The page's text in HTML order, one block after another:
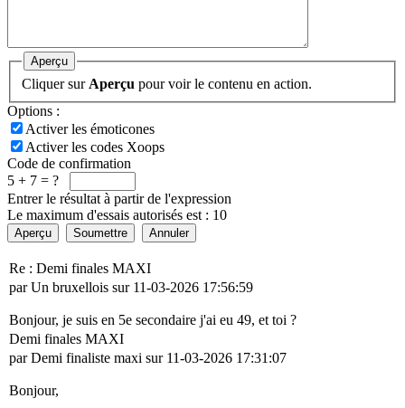
Aperçu
Cliquer sur Aperçu pour voir le contenu en action.
Options :
Activer les émoticones
Activer les codes Xoops
Code de confirmation
5 + 7 = ?
Entrer le résultat à partir de l'expression
Le maximum d'essais autorisés est : 10
Aperçu Soumettre Annuler
Re : Demi finales MAXI
par Un bruxellois sur 11-03-2026 17:56:59
Bonjour, je suis en 5e secondaire j'ai eu 49, et toi ?
Demi finales MAXI
par Demi finaliste maxi sur 11-03-2026 17:31:07
Bonjour,